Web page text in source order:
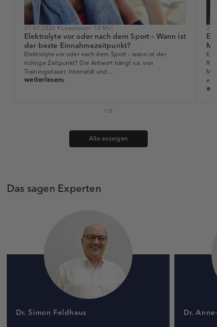
31.07.2026 • Lesedauer: 14 Min
Elektrolyte vor oder nach dem Sport – Wann ist
der beste Einnahmezeitpunkt?
Elektrolyte vor oder nach dem Sport – wann ist der
richtige Zeitpunkt? Die Antwort hängt v.a. von
Trainingsdauer, Intensität und...
weiterlesen
1/3
Alle anzeigen
Das sagen Experten
Dr. Simon Feldhaus Dr.